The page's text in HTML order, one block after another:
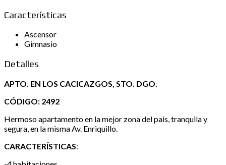
Características
Ascensor
Gimnasio
Detalles
APTO. EN LOS CACICAZGOS, STO. DGO.
CÓDIGO: 2492
Hermoso apartamento en la mejor zona del pais, tranquila y
segura, en la misma Av. Enriquillo.
CARACTERÍSTICAS: